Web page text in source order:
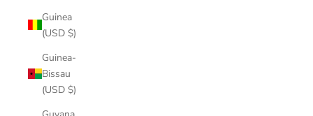
Guinea
(USD $)
Guinea-
Bissau
(USD $)